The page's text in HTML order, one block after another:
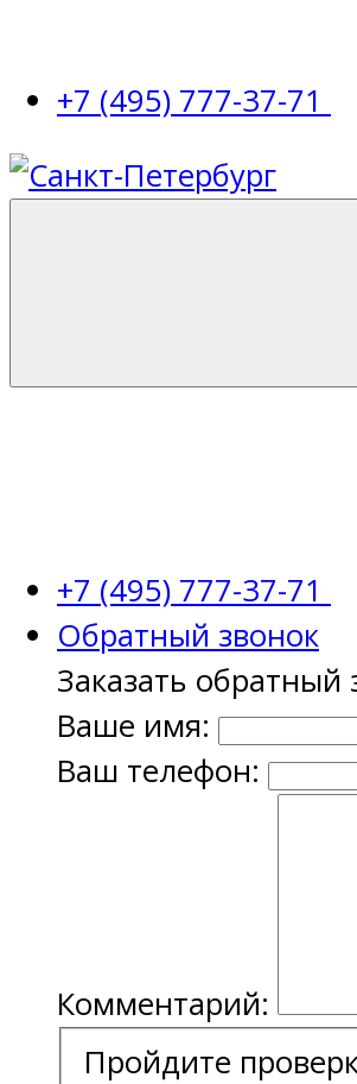
+7 (495) 777-37-71
+7 (495) 777-37-71
Обратный звонок
Заказать обратный
Ваше имя:
Ваш телефон:
Комментарий:
Пройдите